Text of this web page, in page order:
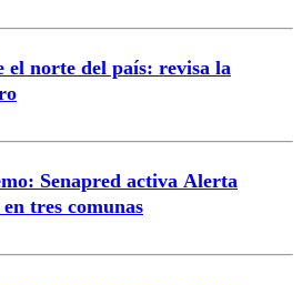
el norte del país: revisa la
Senapred activa Alerta
tres comunas